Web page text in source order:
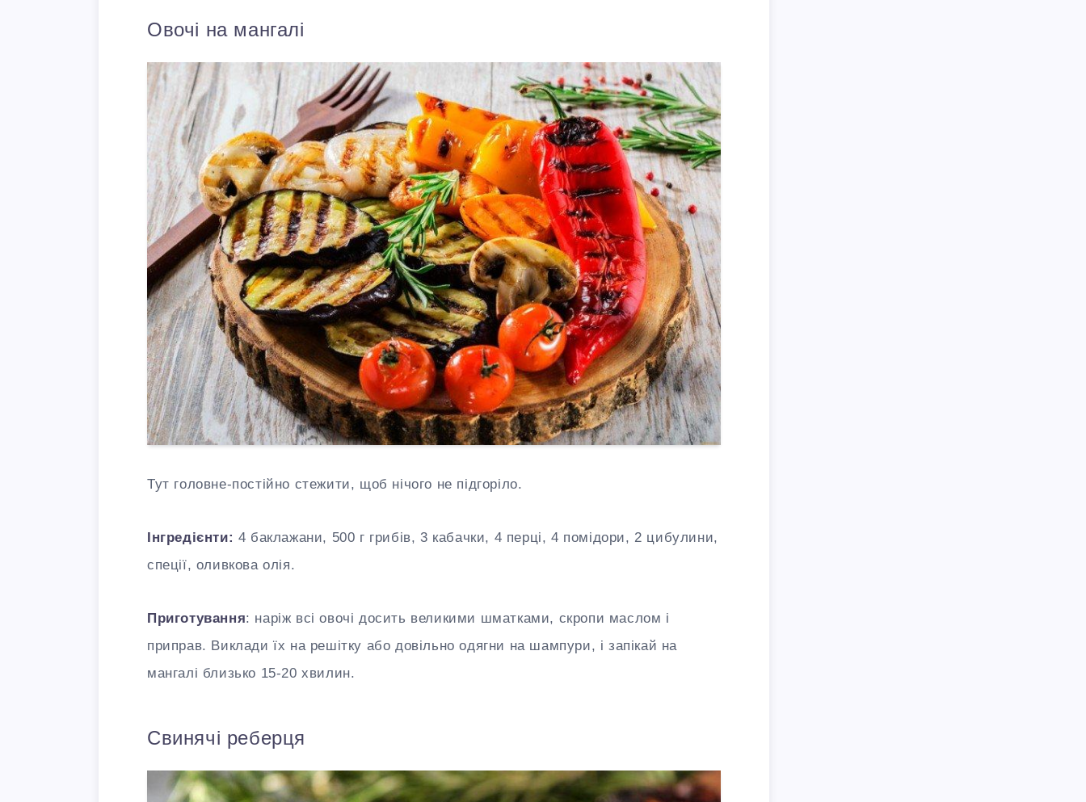
Овочі на мангалі
Тут головне-постійно стежити, щоб нічого не підгоріло.
Інгредієнти: 4 баклажани, 500 г грибів, 3 кабачки, 4 перці, 4 помідори, 2 цибулини,
спеції, оливкова олія.
Приготування: наріж всі овочі досить великими шматками, скропи маслом і
приправ. Виклади їх на решітку або довільно одягни на шампури, і запікай на
мангалі близько 15-20 хвилин.
Свинячі реберця